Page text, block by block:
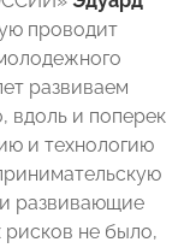
проводит
развиваем
вдоль и поперек
и технологию
развивающие
рисков не было,